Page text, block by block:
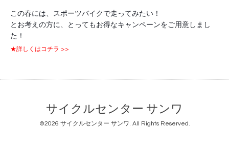
この春には、スポーツバイクで走ってみたい！
とお考えの方に、とってもお得なキャンペーンをご用意しまし
た！
★詳しくはコチラ >>
サイクルセンター サンワ
©2026 サイクルセンター サンワ. All Rights Reserved.